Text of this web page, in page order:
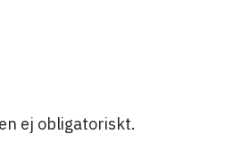
ej obligatoriskt.